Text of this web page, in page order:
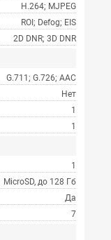
H.264; MJPEG
ROI; Defog; EIS
2D DNR; 3D DNR
G.711; G.726; AAC
Нет
1
1
1
MicroSD, до 128 Гб
Да
7